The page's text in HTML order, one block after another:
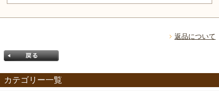
返品について
カテゴリー一覧